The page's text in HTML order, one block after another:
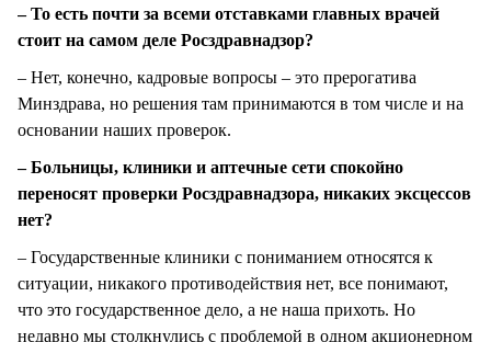
– То есть почти за всеми отставками главных врачей
стоит на самом деле Росздравнадзор?
– Нет, конечно, кадровые вопросы – это прерогатива
Минздрава, но решения там принимаются в том числе и на
основании наших проверок.
– Больницы, клиники и аптечные сети спокойно
переносят проверки Росздравнадзора, никаких эксцессов
нет?
– Государственные клиники с пониманием относятся к
ситуации, никакого противодействия нет, все понимают,
что это государственное дело, а не наша прихоть. Но
недавно мы столкнулись с проблемой в одном акционерном